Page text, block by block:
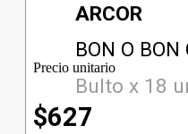
ARCOR
BON O
Bulto x 18
Precio unitario
$627